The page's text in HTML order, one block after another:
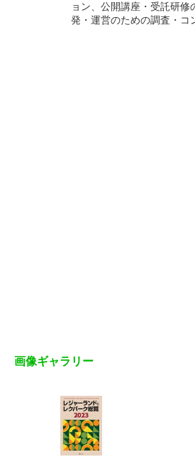
ョン、公開講座・受託研修
発・運営のための調査・コ
画像ギャラリー